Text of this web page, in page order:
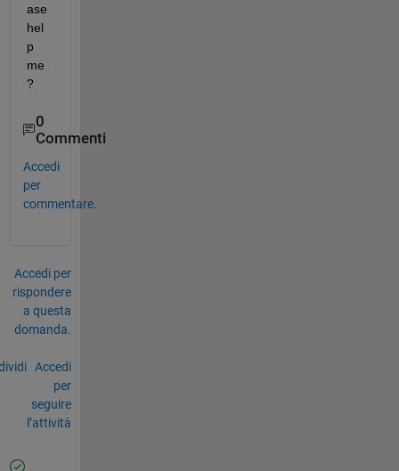
ase
hel
p
me
?
0
Commenti
Accedi
per
commentare.
Accedi per
rispondere
a questa
domanda.
Accedi
per
seguire
l’attività